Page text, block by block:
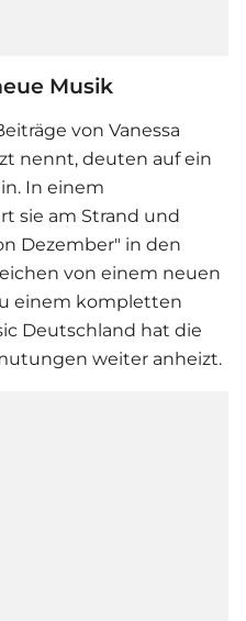
Musik
von Vanessa
nennt, deuten auf ein
In einem
sie am Strand und
Dezember" in den
von einem neuen
einem kompletten
Deutschland hat die
weiter anheizt.